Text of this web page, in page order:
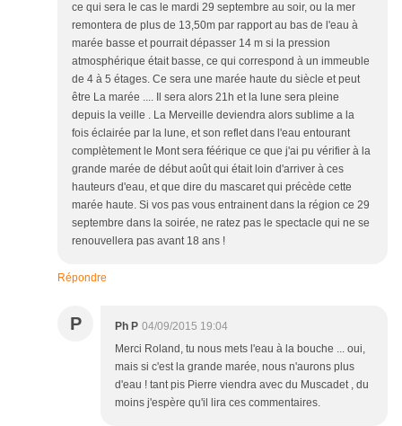
ce qui sera le cas le mardi 29 septembre au soir, ou la mer
remontera de plus de 13,50m par rapport au bas de l'eau à
marée basse et pourrait dépasser 14 m si la pression
atmosphérique était basse, ce qui correspond à un immeuble
de 4 à 5 étages. Ce sera une marée haute du siècle et peut
être La marée .... Il sera alors 21h et la lune sera pleine
depuis la veille . La Merveille deviendra alors sublime a la
fois éclairée par la lune, et son reflet dans l'eau entourant
complètement le Mont sera féérique ce que j'ai pu vérifier à la
grande marée de début août qui était loin d'arriver à ces
hauteurs d'eau, et que dire du mascaret qui précède cette
marée haute. Si vos pas vous entrainent dans la région ce 29
septembre dans la soirée, ne ratez pas le spectacle qui ne se
renouvellera pas avant 18 ans !
Répondre
P Ph P 04/09/2015 19:04
Merci Roland, tu nous mets l'eau à la bouche ... oui,
mais si c'est la grande marée, nous n'aurons plus
d'eau ! tant pis Pierre viendra avec du Muscadet , du
moins j'espère qu'il lira ces commentaires.